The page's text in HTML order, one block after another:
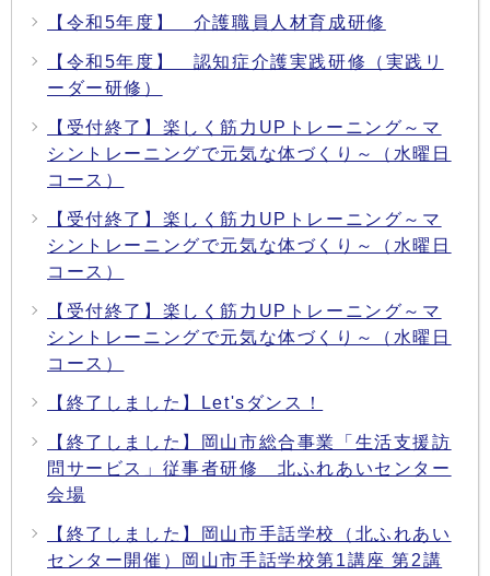
【令和5年度】 介護職員人材育成研修
【令和5年度】 認知症介護実践研修（実践リ
ーダー研修）
【受付終了】楽しく筋力UPトレーニング～マ
シントレーニングで元気な体づくり～（水曜日
コース）
【受付終了】楽しく筋力UPトレーニング～マ
シントレーニングで元気な体づくり～（水曜日
コース）
【受付終了】楽しく筋力UPトレーニング～マ
シントレーニングで元気な体づくり～（水曜日
コース）
【終了しました】Let'sダンス！
【終了しました】岡山市総合事業「生活支援訪
問サービス」従事者研修 北ふれあいセンター
会場
【終了しました】岡山市手話学校（北ふれあい
センター開催）岡山市手話学校第1講座 第2講